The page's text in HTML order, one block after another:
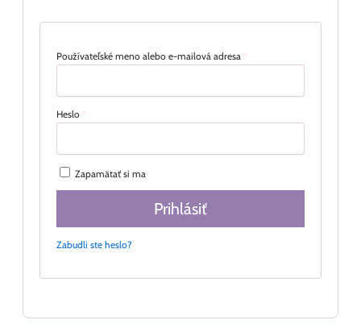
Používateľské meno alebo e-mailová adresa *
Heslo *
Zapamätať si ma
Prihlásiť
Zabudli ste heslo?